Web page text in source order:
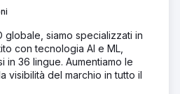
una ricerca approfondita
le parole chiave di
base alle tendenze del settore,
per eventi come San
Capodanno per catturare i
globale, siamo specializzati in
con tecnologia AI e ML,
in 36 lingue. Aumentiamo le
visibilità del marchio in tutto il